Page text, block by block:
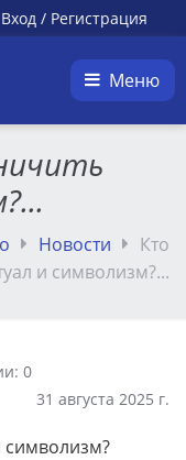
Вход / Регистрация
Меню
Новости
Кто
и символизм?...
0
31 августа 2025 г.
символизм?